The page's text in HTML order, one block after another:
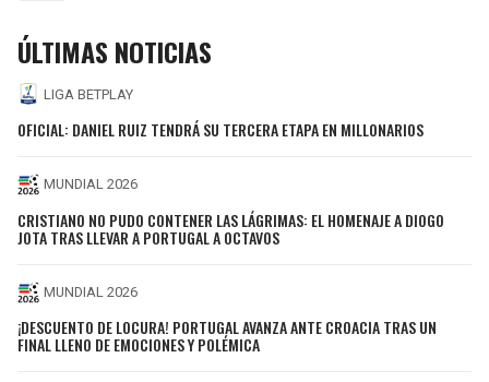
ÚLTIMAS NOTICIAS
LIGA BETPLAY
OFICIAL: DANIEL RUIZ TENDRÁ SU TERCERA ETAPA EN MILLONARIOS
MUNDIAL 2026
CRISTIANO NO PUDO CONTENER LAS LÁGRIMAS: EL HOMENAJE A DIOGO
JOTA TRAS LLEVAR A PORTUGAL A OCTAVOS
MUNDIAL 2026
¡DESCUENTO DE LOCURA! PORTUGAL AVANZA ANTE CROACIA TRAS UN
FINAL LLENO DE EMOCIONES Y POLÉMICA